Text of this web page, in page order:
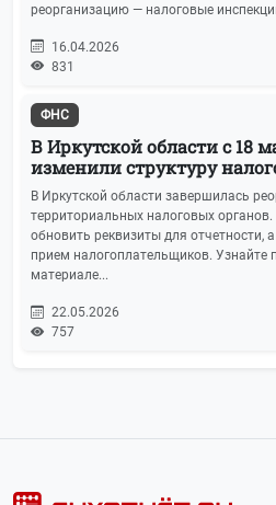
реорганизацию — налоговые
16.04.2026
831
ФНС
В Иркутской области с 18
изменили структуру
В Иркутской области завершилась
территориальных налоговых
обновить реквизиты для отчетности,
прием налогоплательщиков. Узнайте
материале...
22.05.2026
757